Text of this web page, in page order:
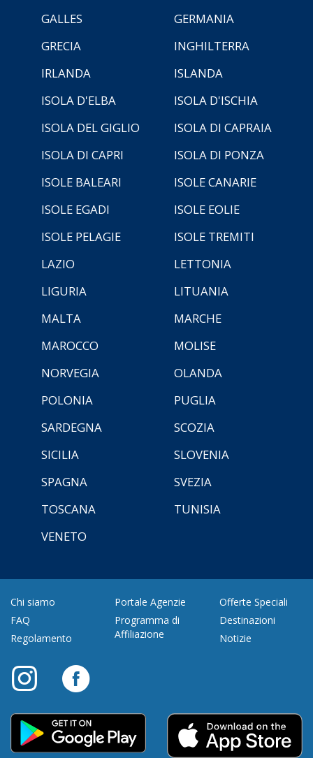
GALLES
GERMANIA
GRECIA
INGHILTERRA
IRLANDA
ISLANDA
ISOLA D'ELBA
ISOLA D'ISCHIA
ISOLA DEL GIGLIO
ISOLA DI CAPRAIA
ISOLA DI CAPRI
ISOLA DI PONZA
ISOLE BALEARI
ISOLE CANARIE
ISOLE EGADI
ISOLE EOLIE
ISOLE PELAGIE
ISOLE TREMITI
LAZIO
LETTONIA
LIGURIA
LITUANIA
MALTA
MARCHE
MAROCCO
MOLISE
NORVEGIA
OLANDA
POLONIA
PUGLIA
SARDEGNA
SCOZIA
SICILIA
SLOVENIA
SPAGNA
SVEZIA
TOSCANA
TUNISIA
VENETO
Chi siamo
FAQ
Regolamento
Portale Agenzie
Programma di
Affiliazione
Offerte Speciali
Destinazioni
Notizie